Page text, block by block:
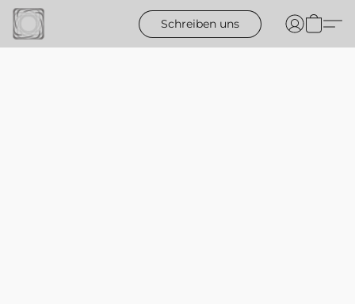
Schreiben uns